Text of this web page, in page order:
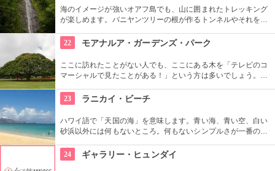
海のイメージが強いオアフ島でも、山に囲まれたトレッキング
が楽しめます。バニヤンツリーの根が作るトンネルやそれを囲
どころから聞こえる鳥の声。ハワイ固有の生物もたくさんいる
ので、ガイドツアーを申し込んでいろいろ教わるのもアリ。
22 モアナルア・ガーデンズ・パーク
ここに訪れたことがない人でも、ここにある木を「テレビのコ
マーシャルで見たことがある！」という方は多いでしょう。日
樹』がここにあります。実物を見ると、感動しますよ！
23 ラニカイ・ビーチ
ハワイ語で「天国の海」を意味します。青い海、青い空、白い
砂浜以外には何もないところ。何もないシンプルさが一番の売
しまうような穴場です。住宅地から海へ抜ける小道も風情あり
ます。
24 ギャラリー・ヒュンダイ